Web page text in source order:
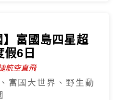
富國島四星超
假6日
航空直飛
富國大世界、野生動